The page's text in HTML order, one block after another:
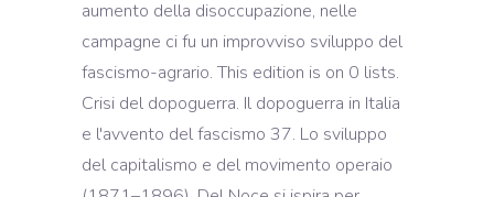
aumento della disoccupazione, nelle
campagne ci fu un improvviso sviluppo del
fascismo-agrario. This edition is on 0 lists.
Crisi del dopoguerra. Il dopoguerra in Italia
e l'avvento del fascismo 37. Lo sviluppo
del capitalismo e del movimento operaio